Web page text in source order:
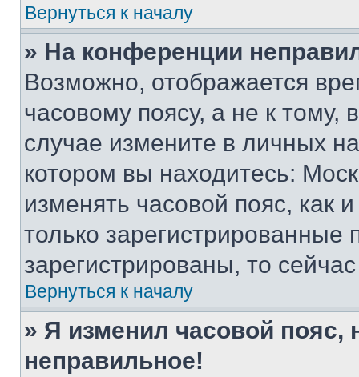
Вернуться к началу
» На конференции
Возможно, отображается
часовому поясу, а не к тому,
случае измените в личных
котором вы находитесь:
изменять часовой пояс, как
только
зарегистрированы, то
Вернуться к началу
» Я изменил часовой пояс,
неправильное!